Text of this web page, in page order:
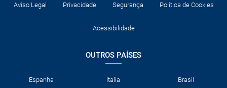
Aviso Legal Privacidade Segurança Política de Cookies
Acessibilidade
OUTROS PAÍSES
Espanha Italia Brasil